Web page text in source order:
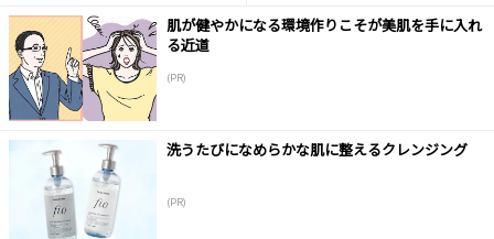
肌が健やかになる環境作りこそが美肌を手に入れ
る近道
(PR)
洗うたびになめらかな肌に整えるクレンジング
(PR)